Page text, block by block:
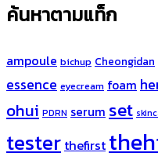
ค้นหาตามแท็ก
ampoule bichup Cheongidan
essence eyecream foam
ohui PDRN serum set
tester thefirst